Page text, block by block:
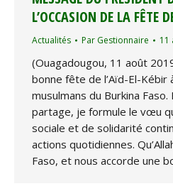
L’OCCASION DE LA FÊTE
Actualités Par Gestionnaire 11
(Ouagadougou, 11 août
bonne fête de l’Aïd-El-Kébir
musulmans du Burkina
partage, je formule le vœu
sociale et de solidarité
actions quotidiennes.
Faso, et nous accorde une